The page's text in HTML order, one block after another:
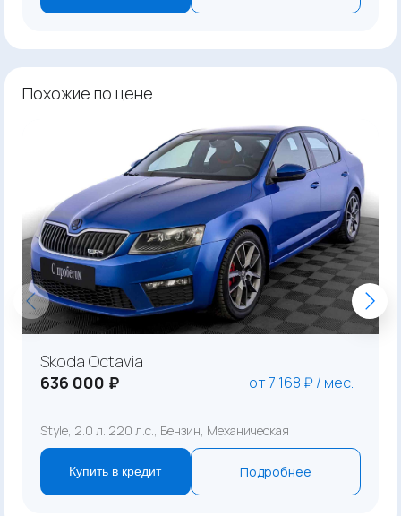
Похожие по цене
Skoda Octavia
636 000 ₽
от 7 168 ₽ / мес.
Style, 2.0 л. 220 л.с., Бензин, Механическая
Купить в кредит Подробнее